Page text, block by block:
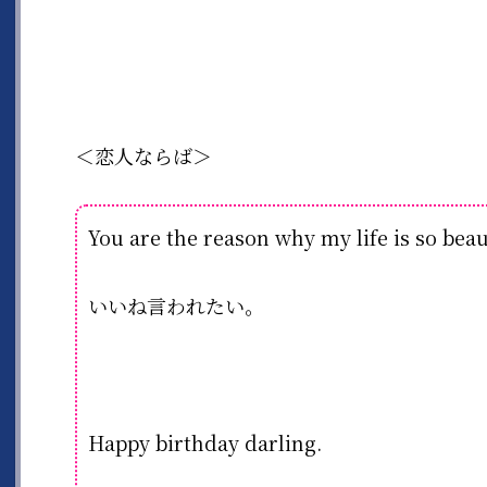
＜恋人ならば＞
You are the reason why my life is so
いいね言われたい。
Happy birthday darling.